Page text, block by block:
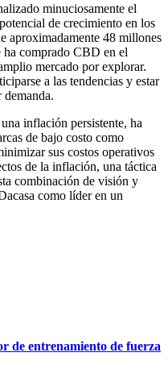
minuciosamente el
de crecimiento en los
aproximadamente 48 millones
ha comprado CBD en el
mercado por explorar.
a las tendencias y estar
demanda.
inflación persistente, ha
de bajo costo como
sus costos operativos
de la inflación, una táctica
combinación de visión y
como líder en un
de entrenamiento de fuerza